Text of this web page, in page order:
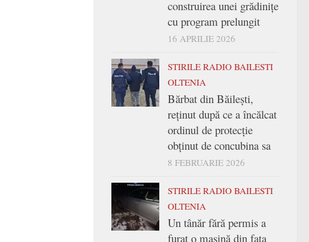
construirea unei grădinițe
cu program prelungit
16 APRILIE 2026
STIRILE RADIO BAILESTI
OLTENIA
Bărbat din Băilești,
reținut după ce a încălcat
ordinul de protecție
obținut de concubina sa
8 FEBRUARIE 2026
STIRILE RADIO BAILESTI
OLTENIA
Un tânăr fără permis a
furat o mașină din fața